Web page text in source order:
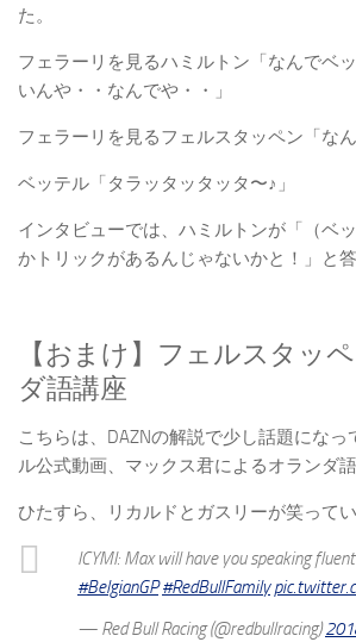
た。
フェラーリを見るハミルトン「なんでベ
いんや・・なんでや・・」
フェラーリを見るフェルスタッペン「なん
ベッテル「タラッタッタッタ〜♪」
インタビューでは、ハミルトンが「（ベ
かトリックがあるんじゃないかと！」と
【おまけ】フェルスタッ
ダ語講座
こちらは、DAZNの解説で少し話題にな
ル公式動画、マックス君によるオランダ語
ひたすら、リカルドとガスリーが笑ってい
ICYMI: Max will have you speaking
#BelgianGP #RedBullFamily
— Red Bull Racing (@redbullracing)